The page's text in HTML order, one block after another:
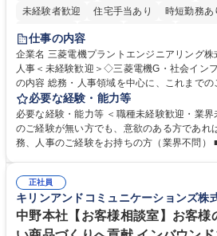
未経験者歓迎
住宅手当あり 時短勤務あ
退職金あり
駅近5分以内
土日祝休み 服装自由 寮
仕事の内容
企業名 三菱電機プラントエンジニアリング株式会社 求人名 【
人事＜未経験歓迎＞◇三菱電機G・社会インフ
の内容 総務・人事領域を中心に、これまで
します。 ＜具体的には＞ ・総務/人事労務（給与・社保・勤怠管理など）
・採用・教育研修 ・福利厚生運用 など ※基
採用や教育等の業務内容により、関西圏以外
出張もございます。 ※担当業務を持ちつつ、
総務人事＜未経験歓迎＞◇三菱電機G・社会
必要な経験・能力等
必要な経験・能力等 ＜職種未経験歓迎・業
のご経験が無い方でも、意欲のある方であれ
務、人事のご経験をお持ちの方（業界不問） ■求める人物像：・社内外の
ミュニケーション能力を持っている方 ・人
正社員
キリンアンドコミュニケーションズ株
中野本社【お客様相談室】お客様